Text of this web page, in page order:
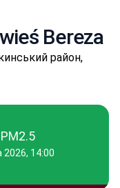
Bereza
район,
2026, 14:00